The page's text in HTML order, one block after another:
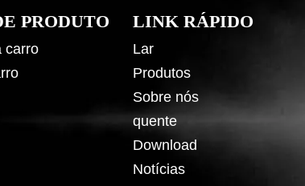
PRODUTO
carro
LINK RÁPIDO
Lar
Produtos
Sobre nós
quente
Download
Notícias